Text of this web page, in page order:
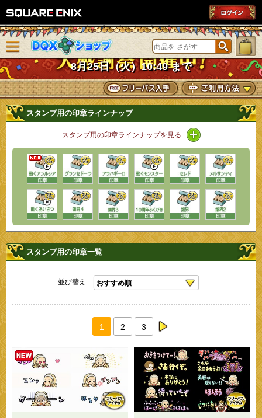
DQXショップ
8月25日（火）10:49 まで
ニューを閉じる
スタンプ用の印章ラインナップ
スタンプ用の印章ラインナップを見る
スタンプ用の印章一覧
並び替え
1 2 3